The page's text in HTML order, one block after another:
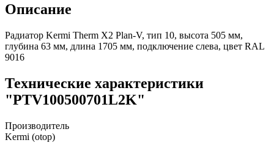
Описание
Радиатор Kermi Therm X2 Plan-V, тип 10, высота 505 мм,
глубина 63 мм, длина 1705 мм, подключение слева, цвет RAL
9016
Технические характеристики
"PTV100500701L2K"
Производитель
Kermi (otop)